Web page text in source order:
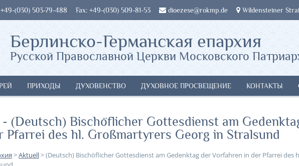
+49-(030) 503-79-488 Fax: +49-(030) 509-81-53 dioezese@rokmp.de Wildensteiner
Берлинско-Германская епархия
Русской Православной Церкви Московского
ПРИХОДЫ ДУХОВЕНСТВО ДУХОВНОЕ ПРОСВЕЩЕНИЕ КОНТАКТЫ
- (Deutsch) Bischöflicher Gottesdienst am
Pfarrei des hl. Großmartyrers Georg in Stralsund
>Aktuell>(Deutsch) Bischöflicher Gottesdienst am Gedenktag der Vorfahren in der Pfarrei des